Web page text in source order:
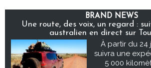
BRAND NEWS
Une route, des voix, un regard :
australien en direct sur
À partir du 24
suivra une
5 000